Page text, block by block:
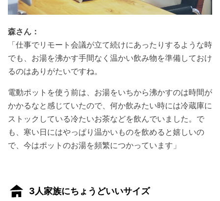
森さん：
「仕事でリモート会議が立て続けにあったりするような時
でも、お湯を沸かす手間なく温かい飲み物を準備しておけ
るのはありがたいですね。
電動ポットを使う前は、お湯をいちから沸かすのは時間が
かかるなと感じていたので、何か飲みたい時には冷蔵庫に
ストックしている冷たいお茶などを飲んでいました。で
も、寒い日にはやっぱり温かいものを飲めると嬉しいの
で、今はポットのお湯を頻繁につかっています」
3人家族にちょうどいいサイズ